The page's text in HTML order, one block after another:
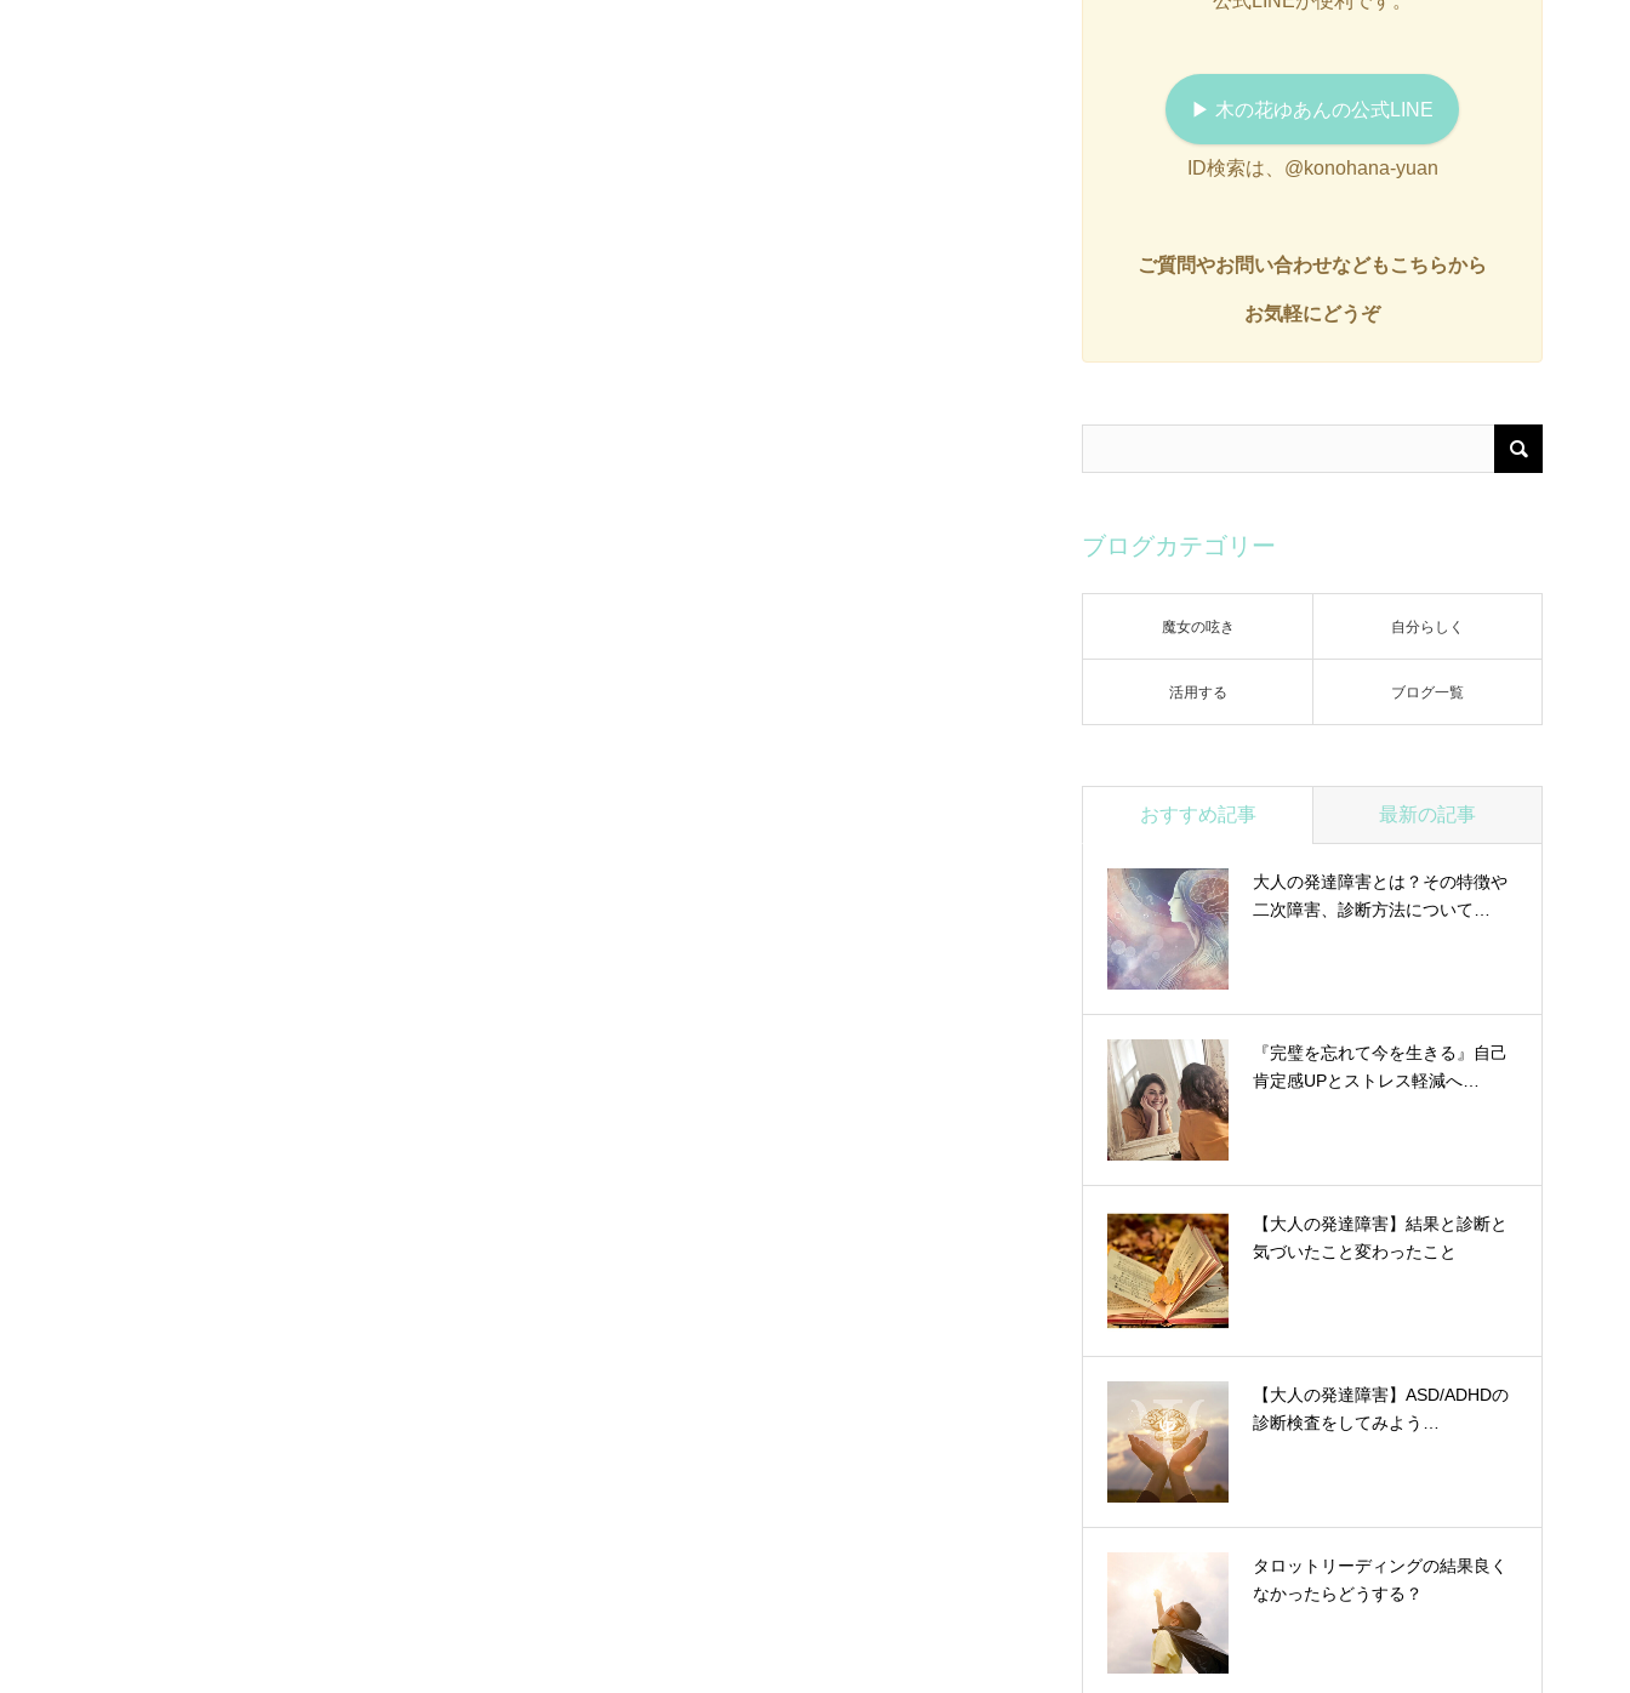
▶︎ 木の花ゆあんの公式LINE
ID検索は、@konohana-yuan
ご質問やお問い合わせなどもこちらから
お気軽にどうぞ
ブログカテゴリー
魔女の呟き 自分らしく
活用する ブログ一覧
おすすめ記事 最新の記事
大人の発達障害とは？その特徴や
二次障害、診断方法について…
『完璧を忘れて今を生きる』自己
肯定感UPとストレス軽減へ…
【大人の発達障害】結果と診断と
気づいたこと変わったこと
【大人の発達障害】ASD/ADHDの
診断検査をしてみよう…
タロットリーディングの結果良く
なかったらどうする？